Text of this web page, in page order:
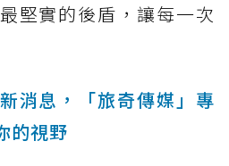
堅實的後盾，讓每一次
消息，「旅奇傳媒」專
的視野